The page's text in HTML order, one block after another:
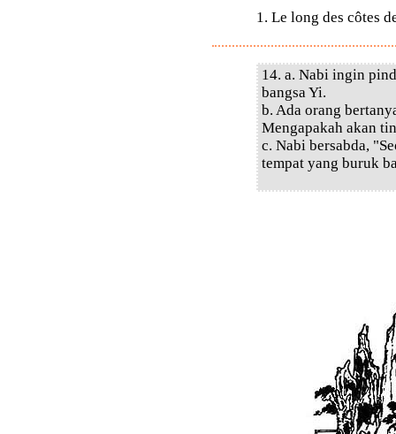
1. Le long des côtes
14. a. Nabi ingin
bangsa Yi.
b. Ada orang
Mengapakah akan
c. Nabi bersabda,
tempat yang buruk